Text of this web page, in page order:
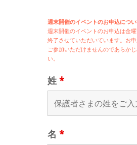
週末開催のイベントのお申込につ
週末開催のイベントのお申込は金
終了させていただいています。お
ご参加いただけませんのであらか
い。
姓 *
名 *